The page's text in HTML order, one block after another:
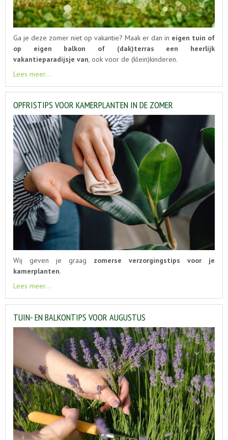
Ga je deze zomer niet op vakantie? Maak er dan in eigen tuin of
op eigen balkon of (dak)terras een heerlijk
vakantieparadijsje van, ook voor de (klein)kinderen.
Lees meer...
OPFRISTIPS VOOR KAMERPLANTEN IN DE ZOMER
Wij geven je graag zomerse verzorgingstips voor je
kamerplanten.
Lees meer...
TUIN- EN BALKONTIPS VOOR AUGUSTUS